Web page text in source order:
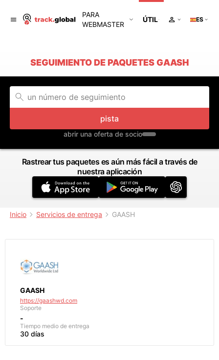
PARA
WEBMASTER
ÚTIL ES
SEGUIMIENTO DE PAQUETES GAASH
pista
abrir una oferta de socio
Rastrear tus paquetes es aún más fácil a través de
nuestra aplicación
Inicio Servicios de entrega GAASH
GAASH
https://gaashwd.com
Soporte
-
Tiempo medio de entrega
30 días